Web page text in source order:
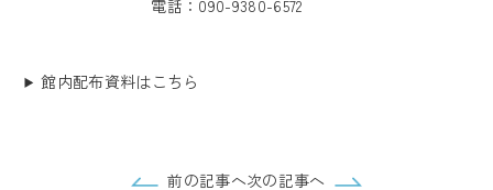
電話：090-9380-6572
館内配布資料はこちら
前の記事へ次の記事へ